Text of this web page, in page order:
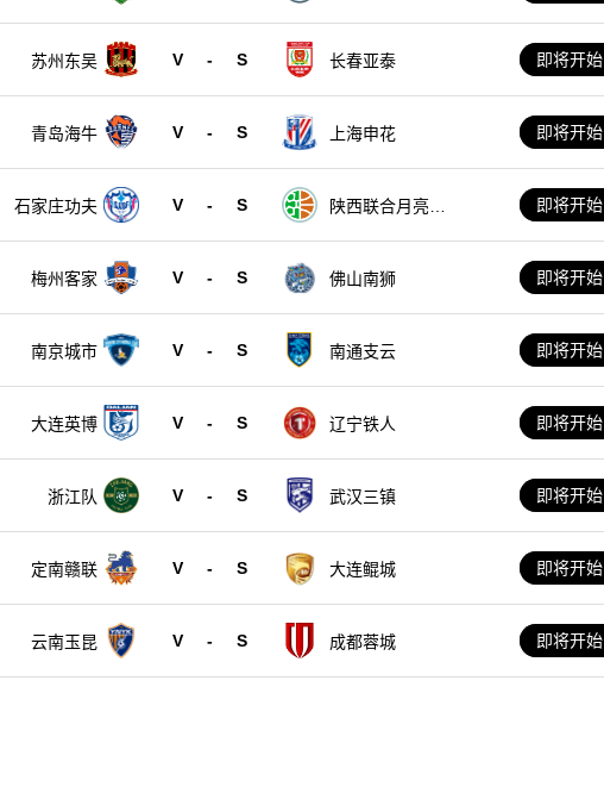
苏州东吴 V - S 长春亚泰 即将开始
青岛海牛 V - S 上海申花 即将开始
石家庄功夫 V - S
陕西联合月亮泊
即将开始
梅州客家 V - S 佛山南狮 即将开始
南京城市 V - S 南通支云 即将开始
大连英博 V - S 辽宁铁人 即将开始
浙江队 V - S 武汉三镇 即将开始
定南赣联 V - S 大连鲲城 即将开始
云南玉昆 V - S 成都蓉城 即将开始